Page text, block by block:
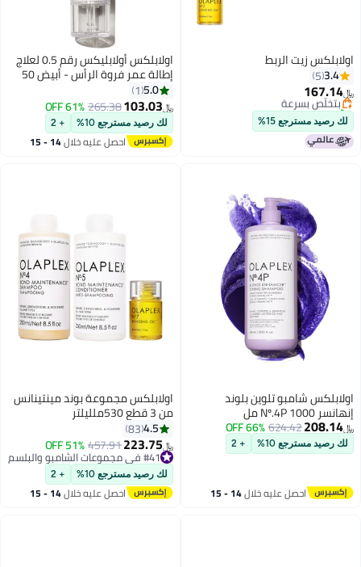
اولابلكس زيت الربط
3.4
5
﷼‏167.14
بتخلّص بسرعة
تم بيع +30 مؤخرًا
بتخلّص بسرعة
لك رصيد مسترجع 15%
اولابلكس أولابليكس رقم 0.5 لعلاج
إطالة عمر فروة الرأس - أبيض 50
مل 50ملليلتر5.0
1
﷼‏103.03
265.38
61% OFF
لك رصيد مسترجع 10% + 2
احصل عليه خلال 14 - 15
اولابلكس شامبو تلوين بلوند
إنهانسر Nº.4P 1000 مل
﷼‏208.14
624.42
66% OFF
لك رصيد مسترجع 10% + 2
احصل عليه خلال 14 - 15
اولابلكس مجموعة بوند مينتينانس
من 3 قطع 530ملليلتر
4.5
83
﷼‏223.75
457.91
51% OFF
#41 في مجموعات الشامبو والبلسم
#41 في مجموعات الشامبو والبلسم
لك رصيد مسترجع 10% + 2
احصل عليه خلال 14 - 15